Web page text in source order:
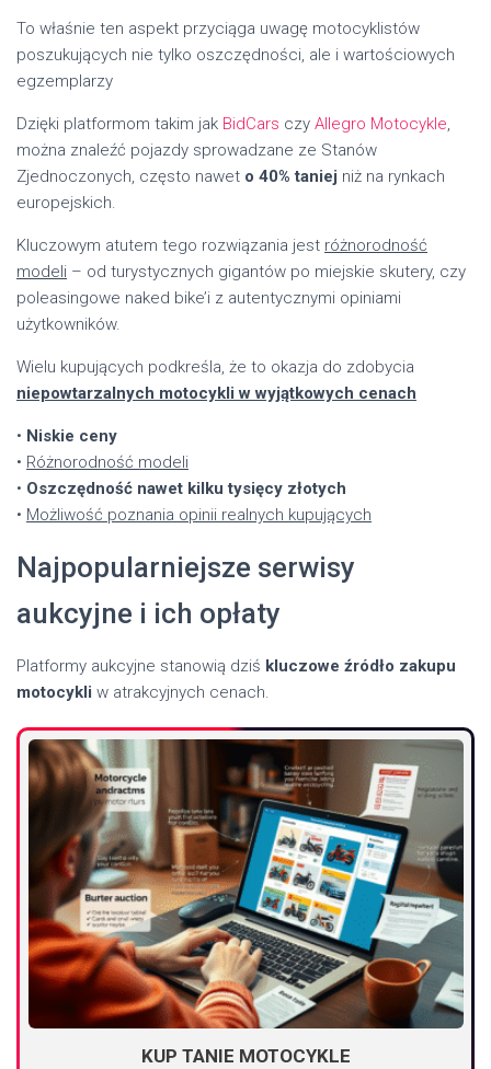
To właśnie ten aspekt przyciąga uwagę motocyklistów
poszukujących nie tylko oszczędności, ale i wartościowych
egzemplarzy
Dzięki platformom takim jak BidCars czy Allegro Motocykle,
można znaleźć pojazdy sprowadzane ze Stanów
Zjednoczonych, często nawet o 40% taniej niż na rynkach
europejskich.
Kluczowym atutem tego rozwiązania jest różnorodność
modeli – od turystycznych gigantów po miejskie skutery, czy
poleasingowe naked bike’i z autentycznymi opiniami
użytkowników.
Wielu kupujących podkreśla, że to okazja do zdobycia
niepowtarzalnych motocykli w wyjątkowych cenach
• Niskie ceny
• Różnorodność modeli
• Oszczędność nawet kilku tysięcy złotych
• Możliwość poznania opinii realnych kupujących
Najpopularniejsze serwisy
aukcyjne i ich opłaty
Platformy aukcyjne stanowią dziś kluczowe źródło zakupu
motocykli w atrakcyjnych cenach.
KUP TANIE MOTOCYKLE